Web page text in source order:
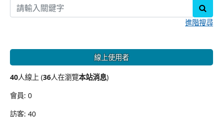
進階搜尋
線上使用者
40人線上 (36人在瀏覽本站消息)
會員: 0
訪客: 40